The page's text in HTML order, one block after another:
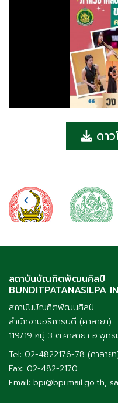
ดา
สถาบันบัณฑิตพัฒนศิลป์
BUNDITPATANASILPA
สถาบันบัณฑิตพัฒนศิลป์
สำนักงานอธิการบดี (ศาลายา)
119/19 หมู่ 3 ต.ศาลายา อ.พุ
Tel: 02-4822176-78 (ศาลาย
Fax: 02-482-2170
Email: bpi@bpi.mail.go.th,